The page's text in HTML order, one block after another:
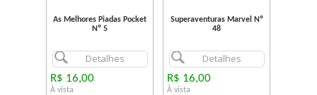
As Melhores Piadas Pocket
Nº 5
Detalhes
R$ 16,00
À vista
Superaventuras Marvel Nº
48
Detalhes
R$ 16,00
À vista